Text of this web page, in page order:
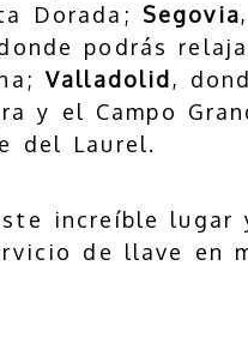
Dorada; Segovia
podrás
Valladolid ,
y el Campo
del Laurel.
increíble lugar
de llave en